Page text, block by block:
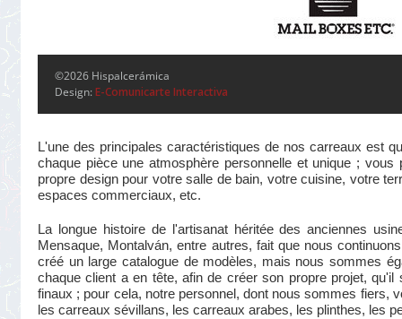
©2026 Hispalcerámica
Design: E-Comunicarte Interactiva
L'une des principales caractéristiques de nos carreaux est
chaque pièce une atmosphère personnelle et unique ;
propre design pour votre salle de bain, votre cuisine, votre
espaces commerciaux, etc.
La longue histoire de l'artisanat héritée des anciennes
Mensaque, Montalván, entre autres, fait que nous
créé un large catalogue de modèles, mais nous sommes
chaque client a en tête, afin de créer son propre projet,
finaux ; pour cela, notre personnel, dont nous sommes fiers,
les carreaux sévillans, les carreaux arabes, les plinthes, les